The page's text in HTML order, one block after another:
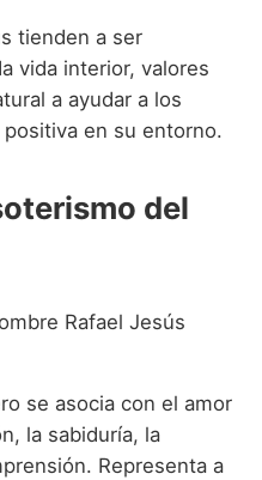
tienden a ser
vida interior, valores
a ayudar a los
en su entorno.
del
Rafael Jesús
se asocia con el amor
la sabiduría, la
Representa a